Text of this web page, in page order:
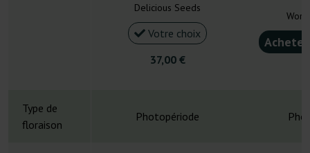
Delicious Seeds
Votre choix
37,00 €
Type de
floraison
Photopériode